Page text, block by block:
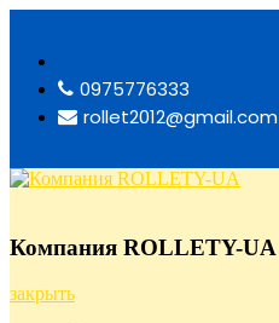
содержимому
0975776333
rollet2012@gmail.com
Компания ROLLETY-UA
Компания ROLLETY-UA
закрыть